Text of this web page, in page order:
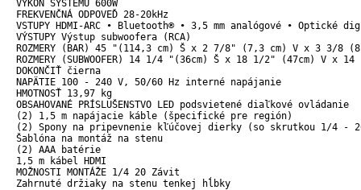
VÝKON SYSTÉMU 600W
FREKVENČNÁ ODPOVEĎ 28-20kHz
VSTUPY HDMI-ARC • Bluetooth® • 3,5 mm analógové • Optické
VÝSTUPY Výstup subwoofera (RCA)
ROZMERY (BAR) 45 "(114,3 cm) Š x 2 7/8" (7,3 cm) V x 3 3/8
ROZMERY (SUBWOOFER) 14 1/4 "(36cm) Š x 18 1/2" (47cm) V x
DOKONČIŤ čierna
NAPÄTIE 100 - 240 V, 50/60 Hz interné napájanie
HMOTNOSŤ 13,97 kg
OBSAHOVANÉ PRÍSLUŠENSTVO LED podsvietené diaľkové ovládanie
(2) 1,5 m napájacie káble (špecifické pre región)
(2) Spony na pripevnenie kľúčovej dierky (so skrutkou 1/4 -
Šablóna na montáž na stenu
(2) AAA batérie
1,5 m kábel HDMI
MOŽNOSTI MONTÁŽE 1/4 20 Závit
Zahrnuté držiaky na stenu tenkej hĺbky